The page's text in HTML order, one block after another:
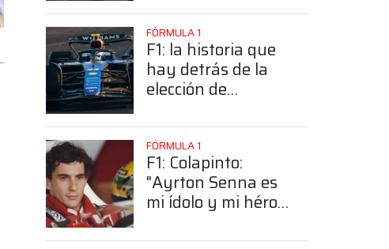
posición de
Colapinto
FÓRMULA 1
F1: la historia que
hay detrás de la
elección de
número 43
FÓRMULA 1
F1: Colapinto:
"Ayrton Senna es
mi ídolo y mi héroe